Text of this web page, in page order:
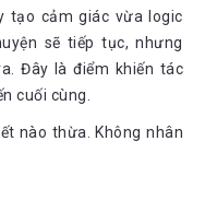
tạo cảm giác vừa logic
sẽ tiếp tục, nhưng
Đây là điểm khiến tác
cuối cùng.
nào thừa. Không nhân